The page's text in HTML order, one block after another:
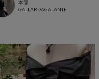
本部
GALLARDAGALANTE